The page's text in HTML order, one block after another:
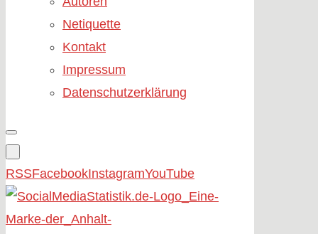
Netiquette
Kontakt
Impressum
Datenschutzerklärung
RSSFacebookInstagramYouTube